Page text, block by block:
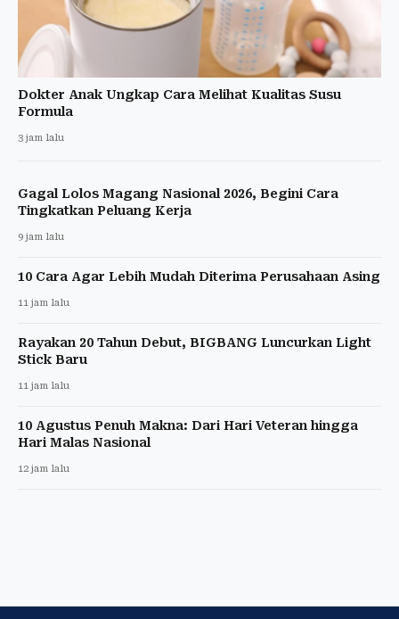
Dokter Anak Ungkap Cara Melihat Kualitas Susu
Formula
3 jam lalu
Gagal Lolos Magang Nasional 2026, Begini Cara
Tingkatkan Peluang Kerja
9 jam lalu
10 Cara Agar Lebih Mudah Diterima Perusahaan Asing
11 jam lalu
Rayakan 20 Tahun Debut, BIGBANG Luncurkan Light
Stick Baru
11 jam lalu
10 Agustus Penuh Makna: Dari Hari Veteran hingga
Hari Malas Nasional
12 jam lalu